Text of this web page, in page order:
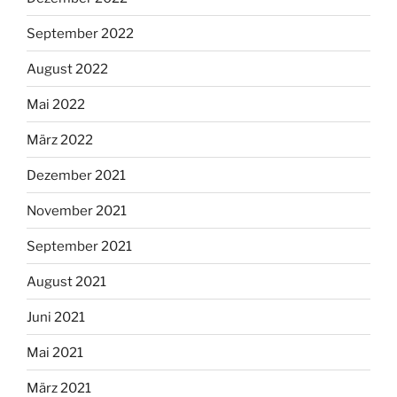
September 2022
August 2022
Mai 2022
März 2022
Dezember 2021
November 2021
September 2021
August 2021
Juni 2021
Mai 2021
März 2021